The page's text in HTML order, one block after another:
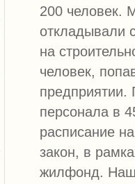
200 человек.
откладывали
на
человек,
предприятии.
персонала в
расписание
закон, в
жилфонд.